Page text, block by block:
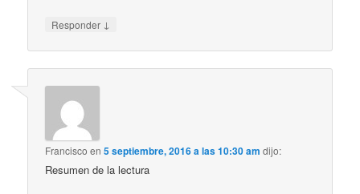
Responder ↓
Francisco en5 septiembre, 2016 a las 10:30 am dijo:
Resumen de la lectura